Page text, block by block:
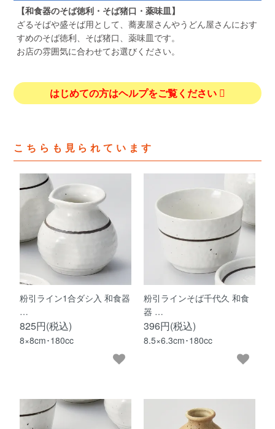
【和食器のそば徳利・そば猪口・薬味皿】
ざるそばや盛そば用として、蕎麦屋さんやうどん屋さんにおす
すめのそば徳利、そば猪口、薬味皿です。
お店の雰囲気に合わせてお選びください。
はじめての方はヘルプをご覧ください
こちらも見られています
粉引ライン1合ダシ入 和食器
…
825円(税込)
8×8cm･180cc
粉引ラインそば千代久 和食
器 …
396円(税込)
8.5×6.3cm･180cc